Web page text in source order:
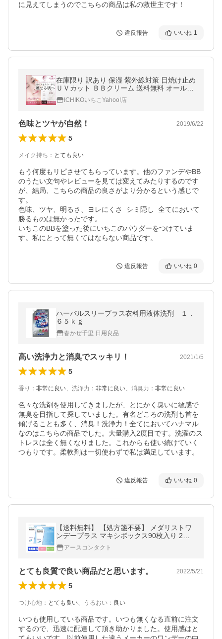
に見えてしまうのでこちらの商品は私の救世主です！
違反報告 いいね 1
在庫限り 訳あり 保湿 紫外線対策 日焼け止め
ＵＶカット ＢＢクリーム 送料無料 オールイ
ンファンデ クリームファンデ 時短メイク 韓
国コスメ
ICHIKOいちこYahoo!店
色味とツヤが自然！ 2019/6/22
5
メイク持ち ： とても良い
もう何度もリピさせてもらっています。他のファンデやBB
のうたい文句やレビューを見ては変えてみたりするのです
が、結局、こちらの商品の良さがより分かるという感じで
す。
色味、ツヤ、明るさ、ヨレにくさ  シミ隠し  全てにおいて
勝るものは無かったです。
いちこのBBを塗った後にいちこのパウダーをつけていま
す。私にとって無くてはならない商品です。
違反報告 いいね 0
ハーバルスリープラス衣料用液体洗剤 １．
６５ｋｇ
春かぜ千里 日用良品
高い洗浄力と消臭でスッキリ！ 2021/1/5
5
香り ： 非常に良い、 洗浄力 ： 非常に良い、 消臭力 ： 非常に良い
色々な洗剤を使用してきましたが、とにかく臭いに敏感で
無臭を目指して探していました。有名どころの洗剤も首を
傾げることも多く、消臭！洗浄力！全てにおいてハナマル
なのはこちらの商品でした。大量購入2度目です。洗濯のス
トレスは全く無くなりました。これからも使い続けていく
つもりです。柔軟剤は一切使わずで私は満足しています。
違反報告 いいね 0
【送料無料】 【処方箋不要】 メダリストワ
ンデープラス マキシボックス90枚入り 2箱
(コンタクト ワンデー コンタクトレンズ 1da
y ) アースコンタクト
とても良質で良い商品だと思います。 2022/5/21
5
つけ心地 ： とても良い、 うるおい ： 良い
いつも使用している商品です。いつも無くなる直前に注文
するので、迅速に配達して頂き助かりました。使用感はと